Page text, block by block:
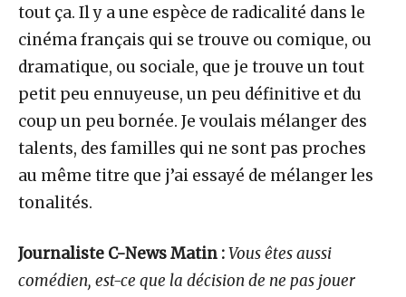
tout ça. Il y a une espèce de radicalité dans le
cinéma français qui se trouve ou comique, ou
dramatique, ou sociale, que je trouve un tout
petit peu ennuyeuse, un peu définitive et du
coup un peu bornée. Je voulais mélanger des
talents, des familles qui ne sont pas proches
au même titre que j’ai essayé de mélanger les
tonalités.
Journaliste C-News Matin :Vous êtes aussi
comédien, est-ce que la décision de ne pas jouer